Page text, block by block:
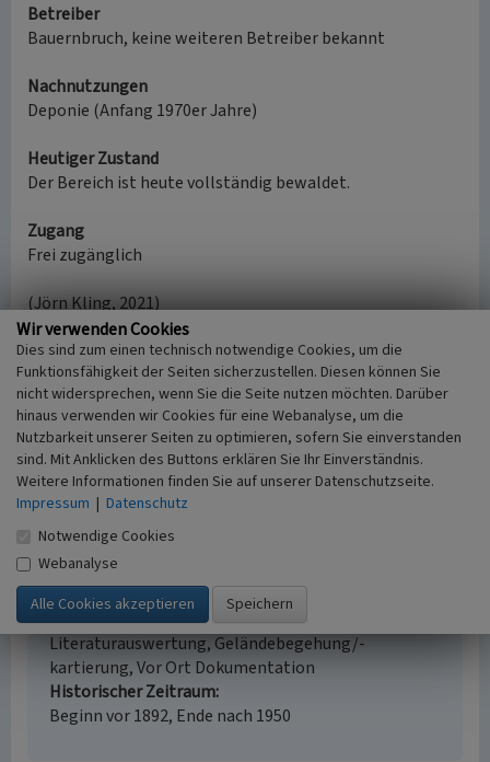
Betreiber
Bauernbruch, keine weiteren Betreiber bekannt
Nachnutzungen
Deponie (Anfang 1970er Jahre)
Heutiger Zustand
Der Bereich ist heute vollständig bewaldet.
Zugang
Frei zugänglich
(Jörn Kling, 2021)
Küppersbruch in Velbert
Schlagwörter
Kalkstein Steinbruch
Ort
Velbert
Fachsicht(en)
Erfassungsmaßstab
i.d.R. 1:5.000 (größer als 1:20.000)
Erfassungsmethode
Auswertung historischer Karten,
Literaturauswertung, Geländebegehung/-
kartierung, Vor Ort Dokumentation
Historischer Zeitraum
Beginn vor 1892, Ende nach 1950
Wir verwenden Cookies
Dies sind zum einen technisch notwendige Cookies, um die
Funktionsfähigkeit der Seiten sicherzustellen. Diesen können Sie
nicht widersprechen, wenn Sie die Seite nutzen möchten. Darüber
hinaus verwenden wir Cookies für eine Webanalyse, um die
Nutzbarkeit unserer Seiten zu optimieren, sofern Sie einverstanden
sind. Mit Anklicken des Buttons erklären Sie Ihr Einverständnis.
Weitere Informationen finden Sie auf unserer Datenschutzseite.
Impressum | Datenschutz
Notwendige Cookies
Webanalyse